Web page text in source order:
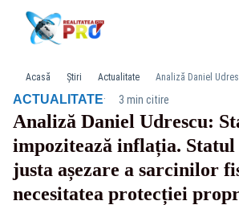
Acasă Știri Actualitate
ACTUALITATE· 3 min citire
Analiză Daniel Udrescu:
impozitează inflația. Statul
justa așezare a sarcinilor
necesitatea protecției